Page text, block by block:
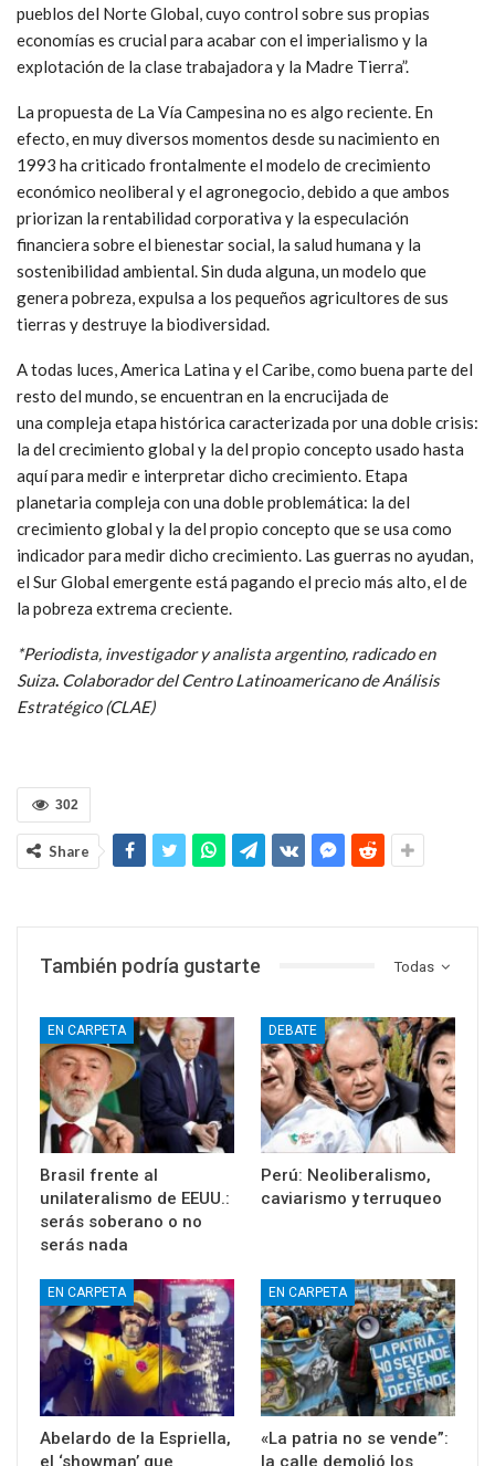
pueblos del Norte Global, cuyo control sobre sus propias
economías es crucial para acabar con el imperialismo y la
explotación de la clase trabajadora y la Madre Tierra”.
La propuesta de La Vía Campesina no es algo reciente. En
efecto, en muy diversos momentos desde su nacimiento en
1993 ha criticado frontalmente el modelo decrecimiento
económico neoliberal y el agronegocio, debido a que ambos
priorizan la rentabilidad corporativa y la especulación
financiera sobre el bienestar social, la salud humana y la
sostenibilidad ambiental. Sin duda alguna, un modelo que
genera pobreza, expulsa a los pequeños agricultores de sus
tierras y destruye la biodiversidad.
A todas luces, America Latina y el Caribe, como buena parte del
resto del mundo, se encuentran en la encrucijada de
una compleja etapa histórica caracterizada por una doble crisis:
la del crecimiento global y la del propio concepto usado hasta
aquí para medir e interpretar dicho crecimiento. Etapa
planetaria compleja con una doble problemática: la del
crecimiento global y la del propio concepto que se usa como
indicador para medir dicho crecimiento. Las guerras no ayudan,
el Sur Global emergente está pagando el precio más alto, el de
la pobreza extrema creciente.
*Periodista, investigador y analista argentino, radicado en
Suiza Colaborador del Centro Latinoamericano de Análisis
Estratégico (CLAE)
302
Share
Todas
También podría gustarte
EN CARPETA
Brasil frente al
unilateralismo de EEUU.:
serás soberano o no
serás nada
DEBATE
Perú: Neoliberalismo,
caviarismo y terruqueo
EN CARPETA
Abelardo de la Espriella,
el ‘showman’ que
EN CARPETA
«La patria no se vende”:
la calle demolió los